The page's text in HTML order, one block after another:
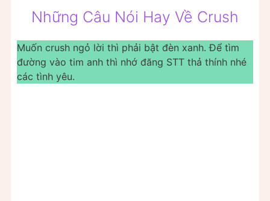
Những Câu Nói Hay Về Crush
Muốn crush ngỏ lời thì phải bật đèn xanh. Để tìm
đường vào tim anh thì nhớ đăng STT thả thính nhé
các tình yêu.